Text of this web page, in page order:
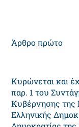
Άρθρο πρώτο
Κυρώνεται και
παρ. 1 του
Κυβέρνησης της
Ελληνικής